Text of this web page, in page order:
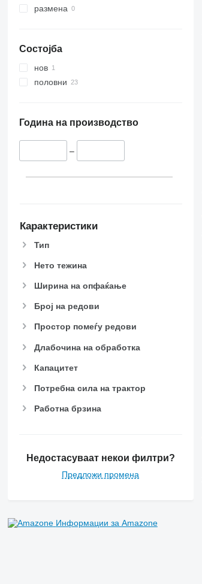
размена
Состојба
нов
половни
Година на производство
–
Карактеристики
Тип
Нето тежина
Ширина на опфаќање
Број на редови
Простор помеѓу редови
Длабочина на обработка
Капацитет
Потребна сила на трактор
Работна брзина
Недостасуваат некои филтри?
Предложи промена
Информации за Amazone